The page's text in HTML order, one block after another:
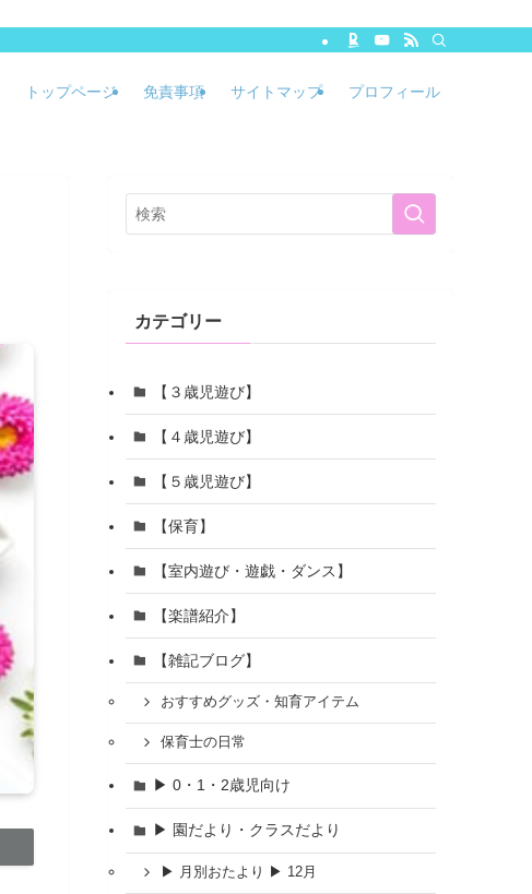
トップページ 免責事項 サイトマップ プロフィール
カテゴリー
【３歳児遊び】
【４歳児遊び】
【５歳児遊び】
【保育】
【室内遊び・遊戯・ダンス】
【楽譜紹介】
【雑記ブログ】
おすすめグッズ・知育アイテム
保育士の日常
▶ 0・1・2歳児向け
▶ 園だより・クラスだより
▶ 月別おたより ▶ 12月